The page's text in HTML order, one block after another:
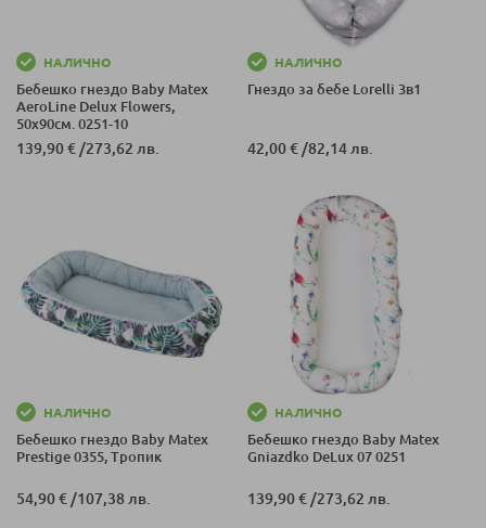
НАЛИЧНО
Бебешко гнездо Baby Matex
AeroLine Delux Flowers,
50х90см. 0251-10
139,90 €/273,62 лв.
НАЛИЧНО
Гнездо за бебе Lorelli 3в1
42,00 €/82,14 лв.
НАЛИЧНО
Бебешко гнездо Baby Matex
Prestige 0355, Тропик
54,90 €/107,38 лв.
НАЛИЧНО
Бебешко гнездо Baby Matex
Gniazdko DeLux 07 0251
139,90 €/273,62 лв.